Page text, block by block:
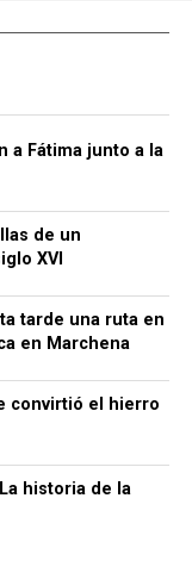
a Fátima junto a la
de un
XVI
tarde una ruta en
en Marchena
convirtió el hierro
historia de la